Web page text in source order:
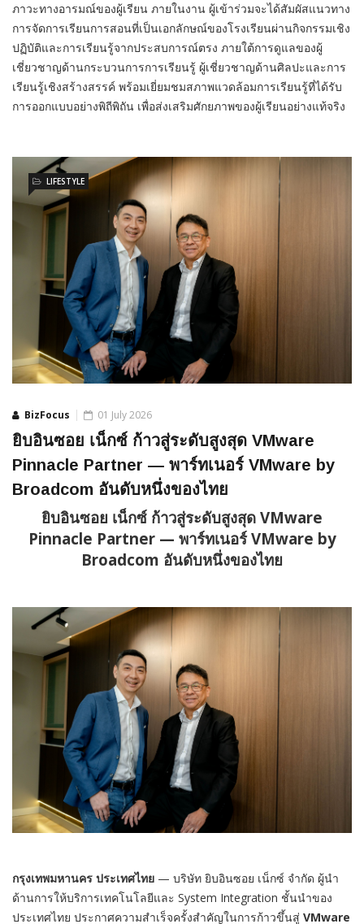
ภาวะทางอารมณ์ของผู้เรียน ภายในงาน ผู้เข้าร่วมจะได้สัมผัสแนวทาง
การจัดการเรียนการสอนที่เป็นเอกลักษณ์ของโรงเรียนผ่านกิจกรรมเชิง
ปฏิบัติและการเรียนรู้จากประสบการณ์ตรง ภายใต้การดูแลของผู้
เชี่ยวชาญด้านกระบวนการการเรียนรู้ ผู้เชี่ยวชาญด้านศิลปะและการ
เรียนรู้เชิงสร้างสรรค์ พร้อมเยี่ยมชมสภาพแวดล้อมการเรียนรู้ที่ได้รับ
การออกแบบอย่างพิถีพิถัน เพื่อส่งเสริมศักยภาพของผู้เรียนอย่างแท้จริง
BizFocus
LIFESTYLE
01 July 2026
ยิบอินซอย เน็กซ์ ก้าวสู่ระดับสูงสุด VMware
Pinnacle Partner — พาร์ทเนอร์ VMware by
Broadcom อันดับหนึ่งของไทย
ยิบอินซอย เน็กซ์ ก้าวสู่ระดับสูงสุด VMware
Pinnacle Partner — พาร์ทเนอร์ VMware by
Broadcom อันดับหนึ่งของไทย
กรุงเทพมหานคร ประเทศไทย — บริษัท ยิบอินซอย เน็กซ์ จำกัด ผู้นำ
ด้านการให้บริการเทคโนโลยีและ System Integration ชั้นนำของ
ประเทศไทย ประกาศความสำเร็จครั้งสำคัญในการก้าวขึ้นสู่ VMware